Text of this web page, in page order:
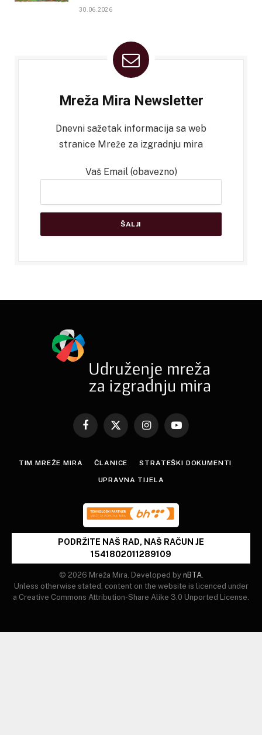
30.06.2026
Mreža Mira Newsletter
Dnevni sažetak informacija sa web
stranice Mreže za izgradnju mira
Vaš Email (obavezno)
Facebook
X
InstagramYouTube
TIM MREŽE MIRA ČLANICE STRATEŠKI DOKUMENTI
UPRAVNA TIJELA
PODRŽITE NAŠ RAD, NAŠ RAČUN JE
1541802011289109
© 2026 Mreža Mira. Developed by nBTA.
Unless otherwise stated, content on the website is licenced under
a Creative Commons Attribution-Share Alike 3.0 Unported License.